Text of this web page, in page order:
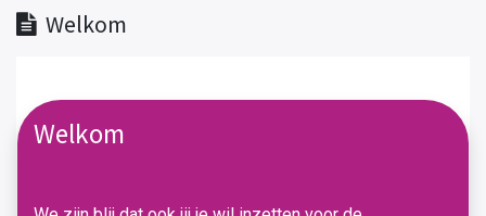
Welkom
Welkom